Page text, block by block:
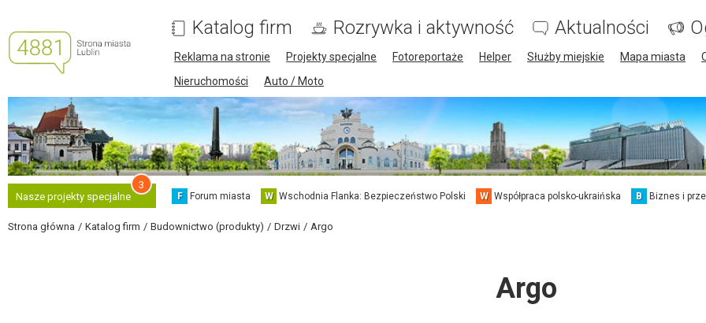
Katalog firm Rozrywka i aktywność Aktualności
Reklama na stronie Projekty specjalne Fotoreportaże Helper Służby miejskie Mapa miasta
Nieruchomości
Auto / Moto
Nasze projekty specjalne
3
F Forum miasta W Wschodnia Flanka: Bezpieczeństwo Polski W Współpraca polsko-ukraińska B Biznes i
Strona główna Katalog firm Budownictwo (produkty) Drzwi Argo
Argo